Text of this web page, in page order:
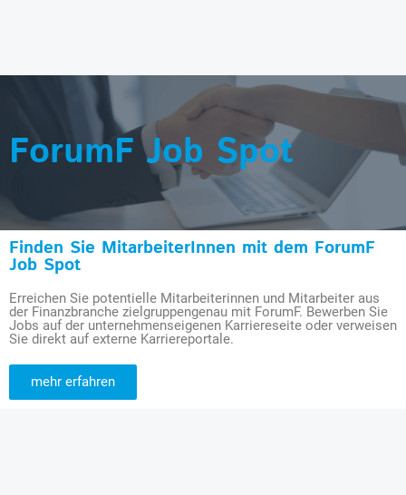
ForumF Job Spot
Finden Sie MitarbeiterInnen mit dem ForumF
Job Spot
Erreichen Sie potentielle Mitarbeiterinnen und Mitarbeiter aus
der Finanzbranche zielgruppengenau mit ForumF. Bewerben Sie
Jobs auf der unternehmenseigenen Karriereseite oder verweisen
Sie direkt auf externe Karriereportale.
mehr erfahren